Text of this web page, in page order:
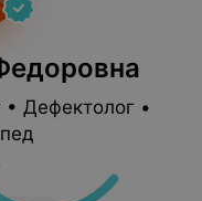
Дефектолог •